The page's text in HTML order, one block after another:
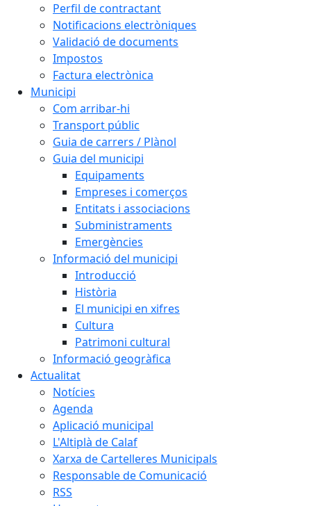
Perfil de contractant
Notificacions electròniques
Validació de documents
Impostos
Factura electrònica
Municipi
Com arribar-hi
Transport públic
Guia de carrers / Plànol
Guia del municipi
Equipaments
Empreses i comerços
Entitats i associacions
Subministraments
Emergències
Informació del municipi
Introducció
Història
El municipi en xifres
Cultura
Patrimoni cultural
Informació geogràfica
Actualitat
Notícies
Agenda
Aplicació municipal
L'Altiplà de Calaf
Xarxa de Cartelleres Municipals
Responsable de Comunicació
RSS